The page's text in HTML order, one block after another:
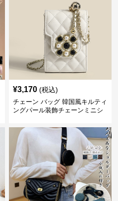
¥3,170 (税込)
チェーン バッグ 韓国風キルティ
ングパール装飾チェーンミニシ